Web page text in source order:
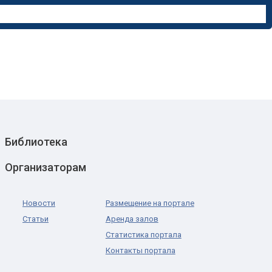
Библиотека
Новости
Статьи
Организаторам
Размещение на портале
Аренда залов
Статистика портала
Контакты портала